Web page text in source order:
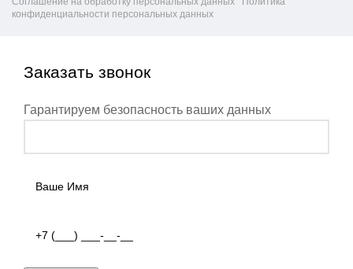
конфиденциальности персональных данных
Заказать звонок
Гарантируем безопасность ваших данных